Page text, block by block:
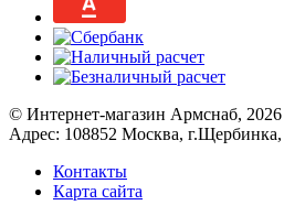
© Интернет-магазин Армснаб, 2026
Адрес: 108852 Москва,
Контакты
Карта сайта